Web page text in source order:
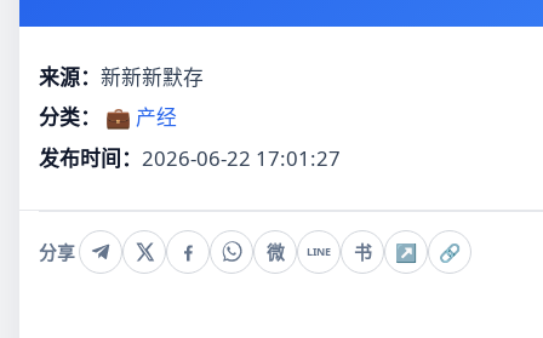
来源： 新新新默存
分类：
💼 产经
发布时间： 2026-06-22 17:01:27
分享 微 LINE 书 ↗ 🔗